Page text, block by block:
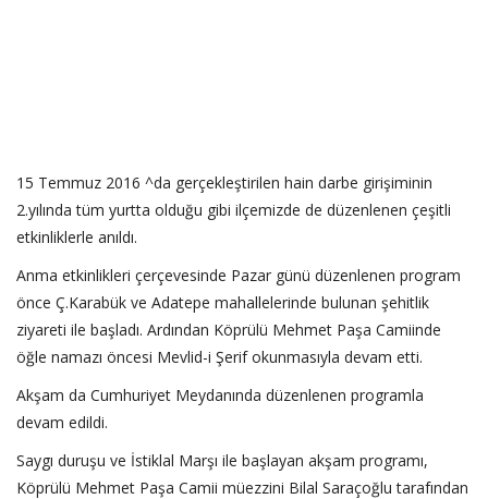
15 Temmuz 2016 ^da gerçekleştirilen hain darbe girişiminin
2.yılında tüm yurtta olduğu gibi ilçemizde de düzenlenen çeşitli
etkinliklerle anıldı.
Anma etkinlikleri çerçevesinde Pazar günü düzenlenen program
önce Ç.Karabük ve Adatepe mahallelerinde bulunan şehitlik
ziyareti ile başladı. Ardından Köprülü Mehmet Paşa Camiinde
öğle namazı öncesi Mevlid-i Şerif okunmasıyla devam etti.
Akşam da Cumhuriyet Meydanında düzenlenen programla
devam edildi.
Saygı duruşu ve İstiklal Marşı ile başlayan akşam programı,
Köprülü Mehmet Paşa Camii müezzini Bilal Saraçoğlu tarafından